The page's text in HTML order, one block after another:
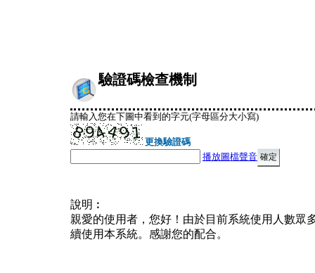
驗證碼檢查機制
請輸入您在下圖中看到的字元(字母區分大小寫)
更換驗證碼
播放圖檔聲音
說明︰
親愛的使用者，您好！由於目前系統使用人數眾
續使用本系統。感謝您的配合。